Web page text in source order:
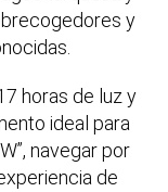
y
horas de luz y
ideal para
navegar por
de